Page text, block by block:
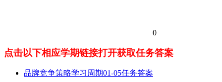
0
点击以下相应学期链接打开获取任务答案
品牌竞争策略学习周期01-05任务答案